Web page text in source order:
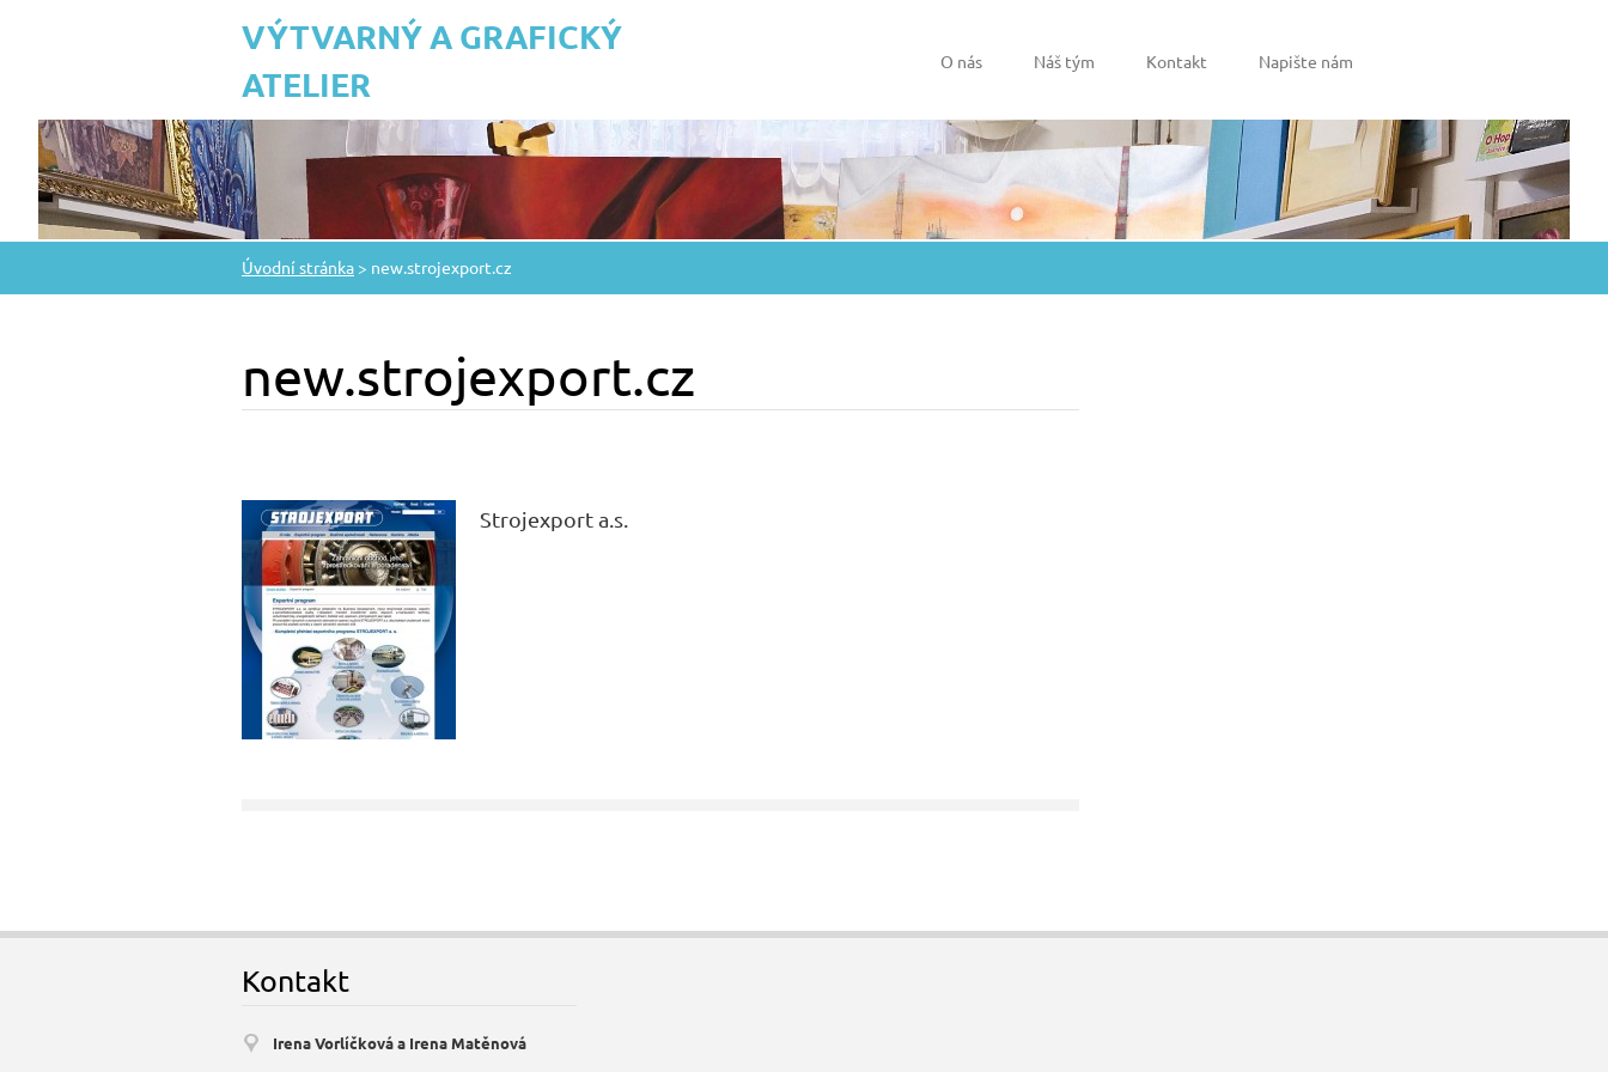
VÝTVARNÝ A GRAFICKÝ
ATELIER
O nás Náš tým Kontakt Napište nám
Úvodní stránka > new.strojexport.cz
new.strojexport.cz
Strojexport a.s.
Kontakt
Irena Vorlíčková a Irena Matěnová